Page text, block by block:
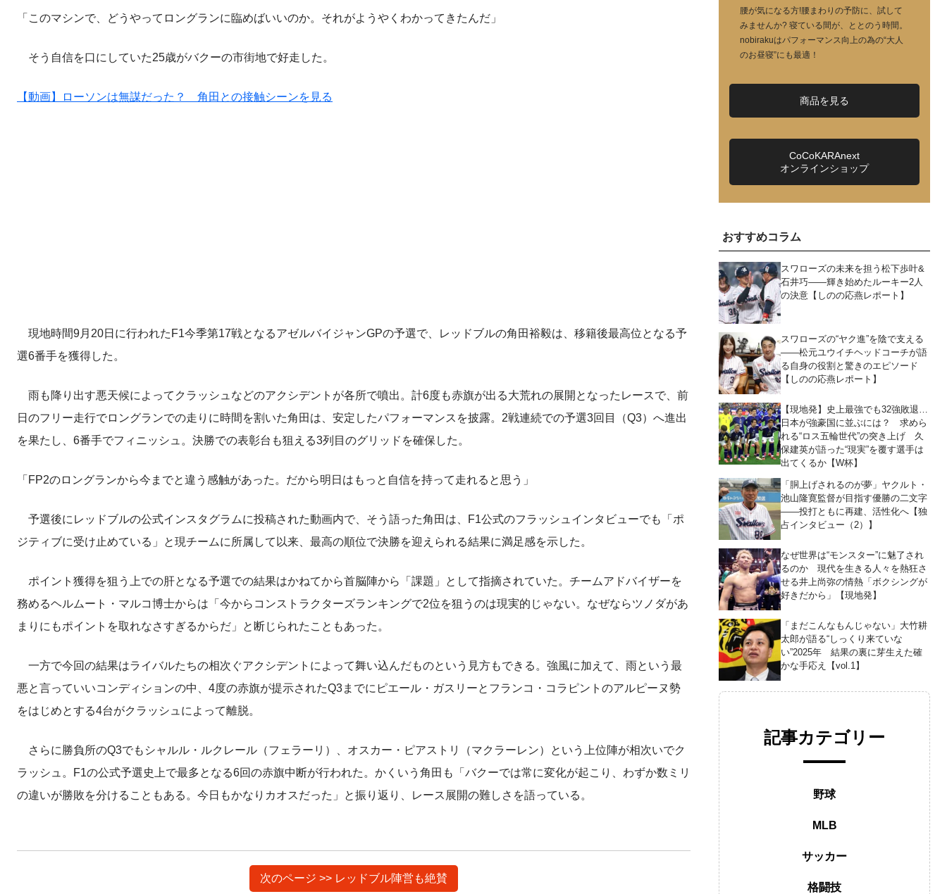
「このマシンで、どうやってロングランに臨めばいいのか。それがようやくわかってきたんだ」
そう自信を口にしていた25歳がバクーの市街地で好走した。
【動画】ローソンは無謀だった？ 角田との接触シーンを見る
現地時間9月20日に行われたF1今季第17戦となるアゼルバイジャンGPの予選で、レッドブルの角田裕毅は、移籍後最高位となる予
選6番手を獲得した。
雨も降り出す悪天候によってクラッシュなどのアクシデントが各所で噴出。計6度も赤旗が出る大荒れの展開となったレースで、前
日のフリー走行でロングランでの走りに時間を割いた角田は、安定したパフォーマンスを披露。2戦連続での予選3回目（Q3）へ進出
を果たし、6番手でフィニッシュ。決勝での表彰台も狙える3列目のグリッドを確保した。
「FP2のロングランから今までと違う感触があった。だから明日はもっと自信を持って走れると思う」
予選後にレッドブルの公式インスタグラムに投稿された動画内で、そう語った角田は、F1公式のフラッシュインタビューでも「ポ
ジティブに受け止めている」と現チームに所属して以来、最高の順位で決勝を迎えられる結果に満足感を示した。
ポイント獲得を狙う上での肝となる予選での結果はかねてから首脳陣から「課題」として指摘されていた。チームアドバイザーを
務めるヘルムート・マルコ博士からは「今からコンストラクターズランキングで2位を狙うのは現実的じゃない。なぜならツノダがあ
まりにもポイントを取れなさすぎるからだ」と断じられたこともあった。
一方で今回の結果はライバルたちの相次ぐアクシデントによって舞い込んだものという見方もできる。強風に加えて、雨という最
悪と言っていいコンディションの中、4度の赤旗が提示されたQ3までにピエール・ガスリーとフランコ・コラピントのアルピーヌ勢
をはじめとする4台がクラッシュによって離脱。
さらに勝負所のQ3でもシャルル・ルクレール（フェラーリ）、オスカー・ピアストリ（マクラーレン）という上位陣が相次いでク
ラッシュ。F1の公式予選史上で最多となる6回の赤旗中断が行われた。かくいう角田も「バクーでは常に変化が起こり、わずか数ミリ
の違いが勝敗を分けることもある。今日もかなりカオスだった」と振り返り、レース展開の難しさを語っている。
次のページ >> レッドブル陣営も絶賛
腰が気になる方!腰まわりの予防に、試して
みませんか? 寝ている間が、ととのう時間。
nobirakuはパフォーマンス向上の為の“大人
のお昼寝”にも最適！
商品を見る
CoCoKARAnext
オンラインショップ
おすすめコラム
スワローズの未来を担う松下歩叶&
石井巧――輝き始めたルーキー2人
の決意【しのの応燕レポート】
スワローズの“ヤク進”を陰で支える
――松元ユウイチヘッドコーチが語
る自身の役割と驚きのエピソード
【しのの応燕レポート】
【現地発】史上最強でも32強敗退…
日本が強豪国に並ぶには？ 求めら
れる“ロス五輪世代”の突き上げ 久
保建英が語った“現実”を覆す選手は
出てくるか【W杯】
「胴上げされるのが夢」ヤクルト・
池山隆寛監督が目指す優勝の二文字
――投打ともに再建、活性化へ【独
占インタビュー（2）】
なぜ世界は“モンスター”に魅了され
るのか 現代を生きる人々を熱狂さ
せる井上尚弥の情熱「ボクシングが
好きだから」【現地発】
「まだこんなもんじゃない」大竹耕
太郎が語る“しっくり来ていな
い”2025年 結果の裏に芽生えた確
かな手応え【vol.1】
記事カテゴリー
野球
MLB
サッカー
格闘技